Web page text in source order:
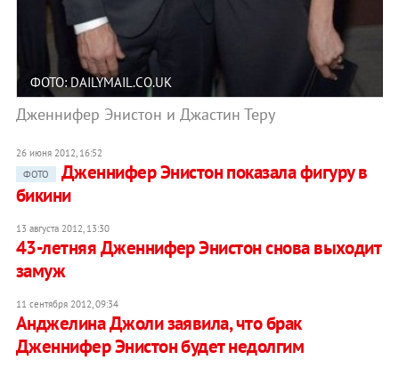
ФОТО: DAILYMAIL.CO.UK
Дженнифер Энистон и Джастин Теру
26 июня 2012, 16:52
ФОТО
Дженнифер Энистон показала фигуру в
бикини
13 августа 2012, 13:30
43-летняя Дженнифер Энистон снова выходит
замуж
11 сентября 2012, 09:34
Анджелина Джоли заявила, что брак
Дженнифер Энистон будет недолгим